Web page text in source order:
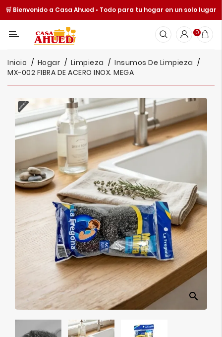
🛒 Bienvenido a Casa Ahued • Todo para tu hogar en un solo lugar
Categoría
Cocina
Y
Mesa
Hogar
Cuisine
Spot
Juguetería
Ofertas
Ver
Más
0
Inicio Hogar Limpieza
Insumos De Limpieza
MX-002 FIBRA DE ACERO INOX. MEGA
search